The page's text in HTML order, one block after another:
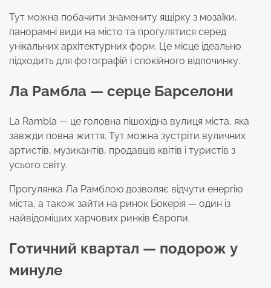
Тут можна побачити знамениту ящірку з мозаїки,
панорамні види на місто та прогулятися серед
унікальних архітектурних форм. Це місце ідеально
підходить для фотографій і спокійного відпочинку.
Ла Рамбла — серце Барселони
La Rambla — це головна пішохідна вулиця міста, яка
завжди повна життя. Тут можна зустріти вуличних
артистів, музикантів, продавців квітів і туристів з
усього світу.
Прогулянка Ла Рамблою дозволяє відчути енергію
міста, а також зайти на ринок Бокерія — один із
найвідоміших харчових ринків Європи.
Готичний квартал — подорож у
минуле